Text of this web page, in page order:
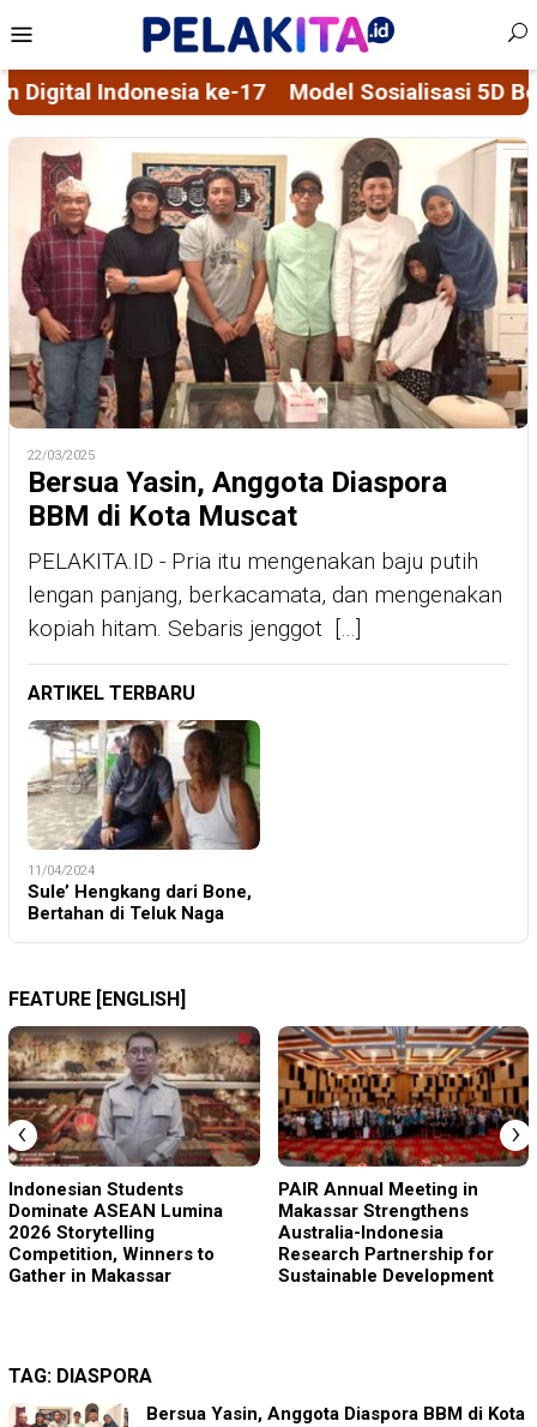
to
content
Menu
5D Berbasis Spiritial, dari Regulasi
22/03/2025
Bersua Yasin, Anggota Diaspora
BBM di Kota Muscat
PELAKITA.ID - Pria itu mengenakan baju putih
lengan panjang, berkacamata, dan mengenakan
kopiah hitam. Sebaris jenggot […]
ARTIKEL TERBARU
11/04/2024
Sule’ Hengkang dari Bone,
Bertahan di Teluk Naga
FEATURE [ENGLISH]
Indonesian Students
Dominate ASEAN Lumina
2026 Storytelling
Competition, Winners to
Gather in Makassar
PAIR Annual Meeting in
Makassar Strengthens
Australia-Indonesia
Research Partnership for
Sustainable Development
‹ ›
TAG: DIASPORA
Bersua Yasin, Anggota Diaspora BBM di Kota